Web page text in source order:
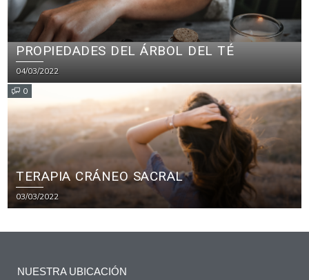
PROPIEDADES DEL ÁRBOL DEL TÉ
04/03/2022
0
TERAPIA CRÁNEO SACRAL
03/03/2022
NUESTRA UBICACIÓN